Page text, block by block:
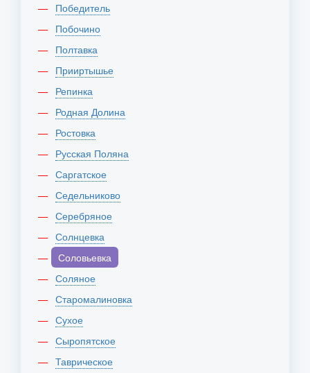
Победитель
Побочино
Полтавка
Прииртышье
Репинка
Родная Долина
Ростовка
Русская Поляна
Саргатское
Седельниково
Серебряное
Солнцевка
Соловьевка
Соляное
Старомалиновка
Сухое
Сыропятское
Таврическое